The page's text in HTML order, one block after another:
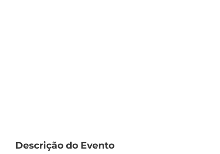
Descrição do Evento